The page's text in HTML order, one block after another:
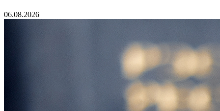
06.08.2026